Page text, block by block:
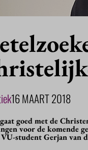
16 MAART 2018
goed met de
voor de komende
student Gerjan van